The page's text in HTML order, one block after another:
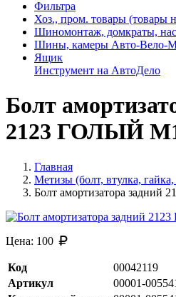
Фильтра
Хоз., пром. товары (товары
Шиномонтаж, домкраты,
Шины, камеры Авто-Вело-
Ящик
Инструмент на АвтоДело
Болт
2123 ГОЛЫЙ
Главная
Метизы (болт, втулка,
Болт амортизатора
Цена: 100
Код
00042119
Артикул
00001-